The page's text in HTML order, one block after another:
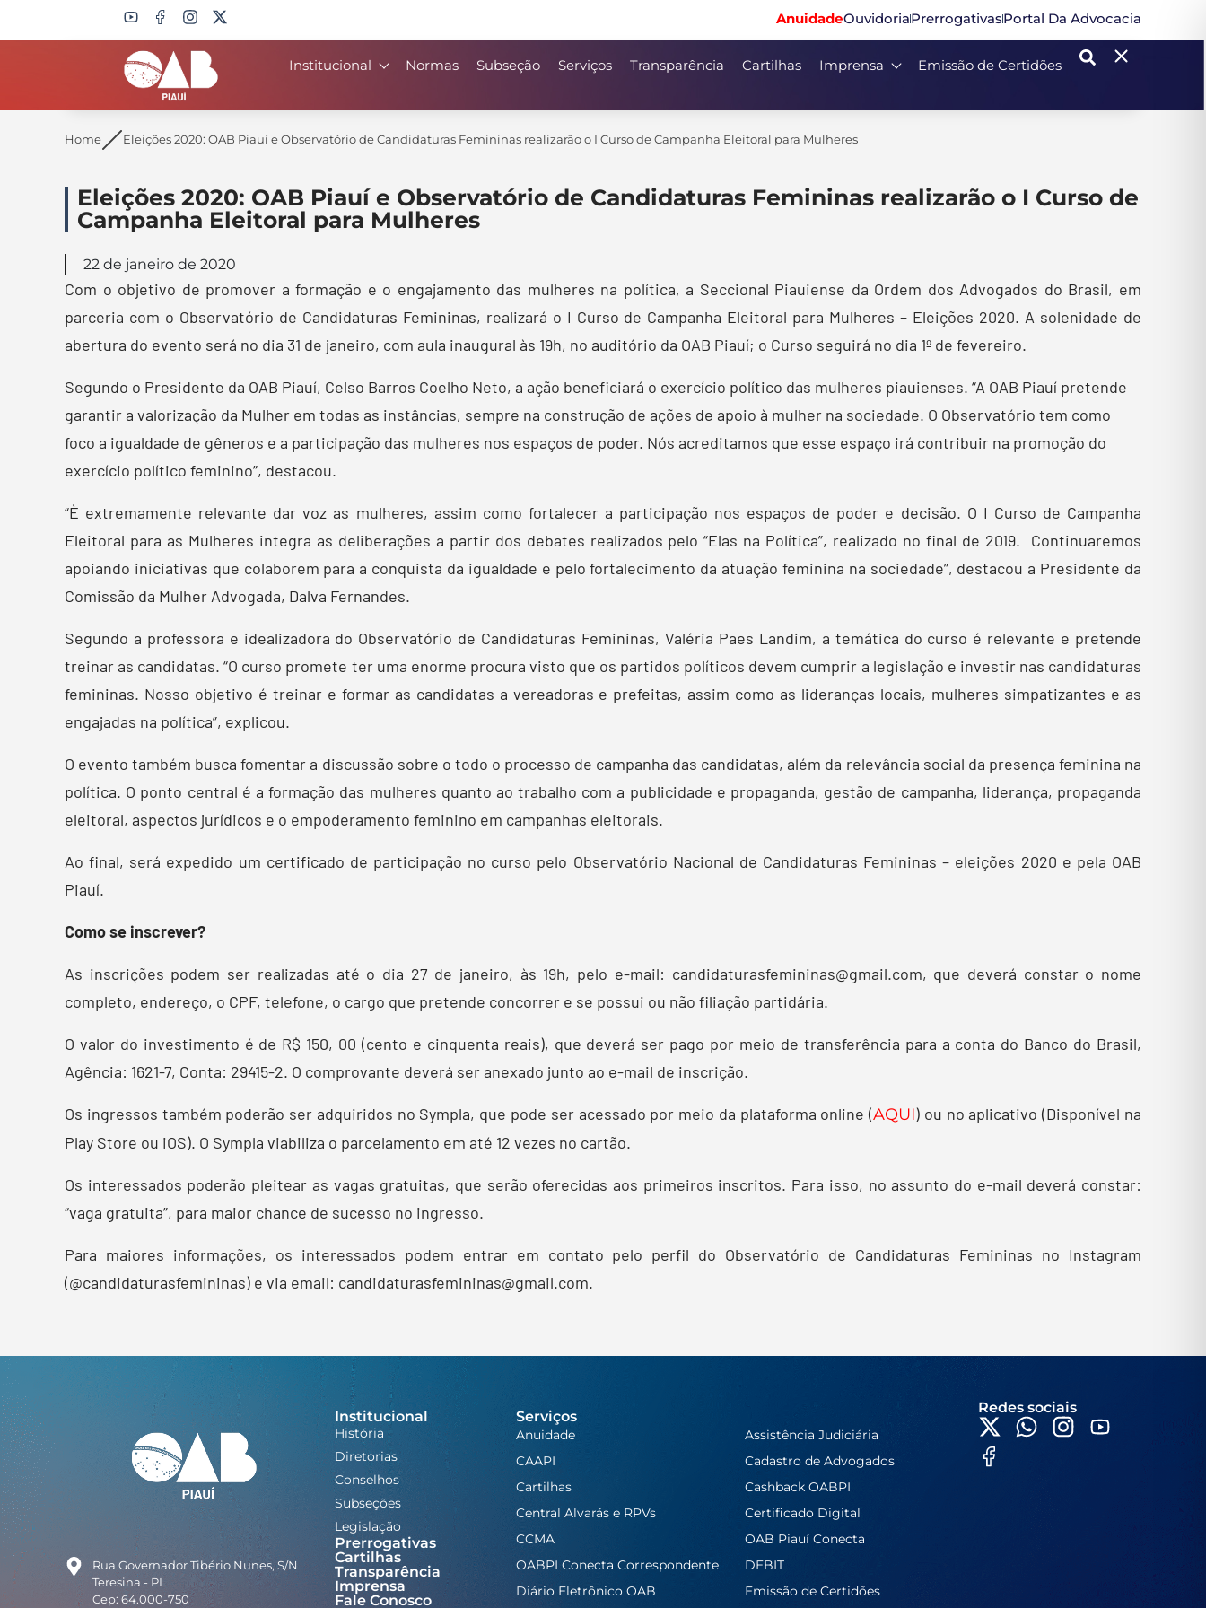
AnuidadeOuvidoriaPrerrogativasPortal Da Advocacia
Institucional Normas Subseção Serviços Transparência Cartilhas Imprensa Emissão de Certidões
Search
Home Eleições 2020: OAB Piauí e Observatório de Candidaturas Femininas realizarão o I Curso de Campanha Eleitoral para Mulheres
Eleições 2020: OAB Piauí e Observatório de Candidaturas Femininas realizarão o I Curso de
Campanha Eleitoral para Mulheres
22 de janeiro de 2020
Com o objetivo de promover a formação e o engajamento das mulheres na política, a Seccional Piauiense da Ordem dos Advogados do Brasil, em
parceria com o Observatório de Candidaturas Femininas, realizará o I Curso de Campanha Eleitoral para Mulheres – Eleições 2020. A solenidade de
abertura do evento será no dia 31 de janeiro, com aula inaugural às 19h, no auditório da OAB Piauí; o Curso seguirá no dia 1º de fevereiro.
Segundo o Presidente da OAB Piauí, Celso Barros Coelho Neto, a ação beneficiará o exercício político das mulheres piauienses. “A OAB Piauí pretende
garantir a valorização da Mulher em todas as instâncias, sempre na construção de ações de apoio à mulher na sociedade. O Observatório tem como
foco a igualdade de gêneros e a participação das mulheres nos espaços de poder. Nós acreditamos que esse espaço irá contribuir na promoção do
exercício político feminino”, destacou.
“È extremamente relevante dar voz as mulheres, assim como fortalecer a participação nos espaços de poder e decisão. O I Curso de Campanha
Eleitoral para as Mulheres integra as deliberações a partir dos debates realizados pelo “Elas na Política”, realizado no final de 2019. Continuaremos
apoiando iniciativas que colaborem para a conquista da igualdade e pelo fortalecimento da atuação feminina na sociedade”, destacou a Presidente da
Comissão da Mulher Advogada, Dalva Fernandes.
Segundo a professora e idealizadora do Observatório de Candidaturas Femininas, Valéria Paes Landim, a temática do curso é relevante e pretende
treinar as candidatas. “O curso promete ter uma enorme procura visto que os partidos políticos devem cumprir a legislação e investir nas candidaturas
femininas. Nosso objetivo é treinar e formar as candidatas a vereadoras e prefeitas, assim como as lideranças locais, mulheres simpatizantes e as
engajadas na política”, explicou.
O evento também busca fomentar a discussão sobre o todo o processo de campanha das candidatas, além da relevância social da presença feminina na
política. O ponto central é a formação das mulheres quanto ao trabalho com a publicidade e propaganda, gestão de campanha, liderança, propaganda
eleitoral, aspectos jurídicos e o empoderamento feminino em campanhas eleitorais.
Ao final, será expedido um certificado de participação no curso pelo Observatório Nacional de Candidaturas Femininas – eleições 2020 e pela OAB
Piauí.
Como se inscrever?
As inscrições podem ser realizadas até o dia 27 de janeiro, às 19h, pelo e-mail: candidaturasfemininas@gmail.com, que deverá constar o nome
completo, endereço, o CPF, telefone, o cargo que pretende concorrer e se possui ou não filiação partidária.
O valor do investimento é de R$ 150, 00 (cento e cinquenta reais), que deverá ser pago por meio de transferência para a conta do Banco do Brasil,
Agência: 1621-7, Conta: 29415-2. O comprovante deverá ser anexado junto ao e-mail de inscrição.
Os ingressos também poderão ser adquiridos no Sympla, que pode ser acessado por meio da plataforma online (AQUI) ou no aplicativo (Disponível na
Play Store ou iOS). O Sympla viabiliza o parcelamento em até 12 vezes no cartão.
Os interessados poderão pleitear as vagas gratuitas, que serão oferecidas aos primeiros inscritos. Para isso, no assunto do e-mail deverá constar:
“vaga gratuita”, para maior chance de sucesso no ingresso.
Para maiores informações, os interessados podem entrar em contato pelo perfil do Observatório de Candidaturas Femininas no Instagram
(@candidaturasfemininas) e via email: candidaturasfemininas@gmail.com.
Rua Governador Tibério Nunes, S/N
Teresina - PI
Cep: 64.000-750
Institucional
História
Diretorias
Conselhos
Subseções
Legislação
Prerrogativas
Cartilhas
Transparência
Imprensa
Fale Conosco
Serviços
Anuidade
Assistência Judiciária
CAAPI
Cadastro de Advogados
Cartilhas
Cashback OABPI
Central Alvarás e RPVs
Certificado Digital
CCMA
OAB Piauí Conecta
OABPI Conecta Correspondente
DEBIT
Diário Eletrônico OAB
Emissão de Certidões
Redes sociais